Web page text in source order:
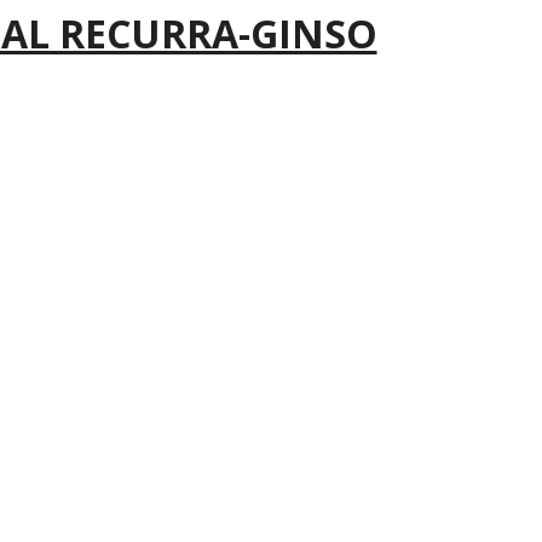
RECURRA-GINSO